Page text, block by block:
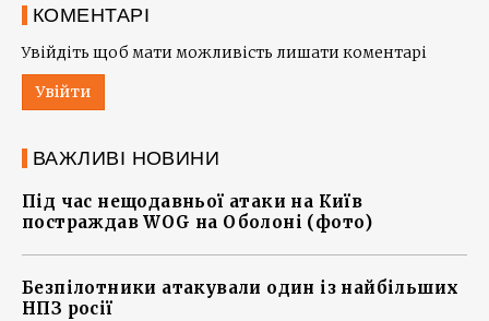
КОМЕНТАРІ
Увійдіть щоб мати можливість лишати коментарі
Увійти
ВАЖЛИВІ НОВИНИ
Під час нещодавньої атаки на Київ
постраждав WOG на Оболоні (фото)
Безпілотники атакували один із найбільших
НПЗ росії